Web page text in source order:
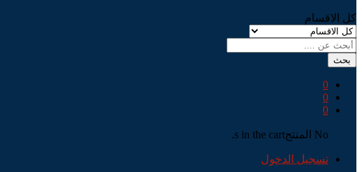
كل الاقسام
بحث
0
0
0
No المنتجs in the cart.
تسجيل الدخول